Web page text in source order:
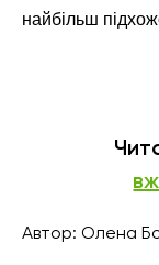
найбільш
Автор: Олена